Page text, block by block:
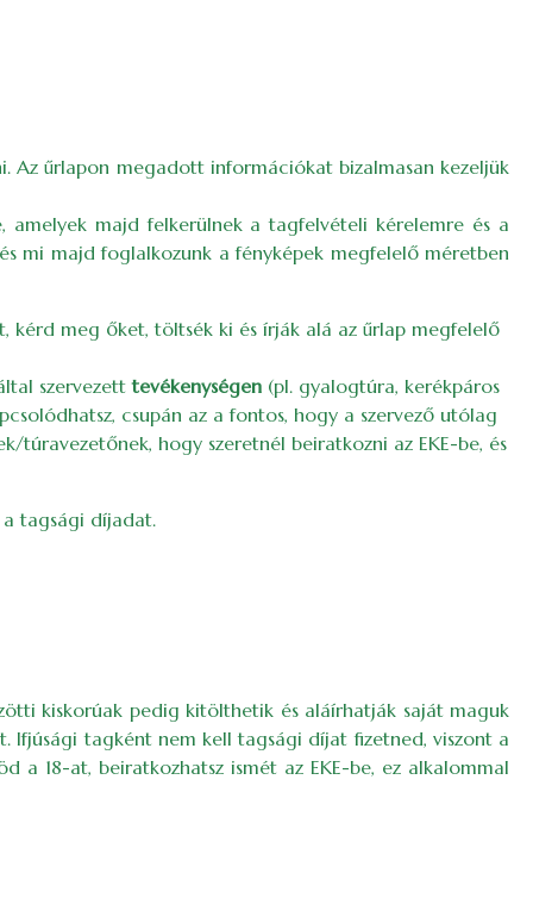
Az űrlapon megadott információkat bizalmasan kezeljük
amelyek majd felkerülnek a tagfelvételi kérelemre és a
mi majd foglalkozunk a fényképek megfelelő méretben
kérd meg őket, töltsék ki és írják alá az űrlap megfelelő
szervezetttevékenységen (pl. gyalogtúra, kerékpáros
csupán az a fontos, hogy a szervező utólag
túravezetőnek, hogy szeretnél beiratkozni az EKE-be, és
tagsági díjadat.
kiskorúak pedig kitölthetik és aláírhatják saját maguk
Ifjúsági tagként nem kell tagsági díjat fizetned, viszont a
a 18-at, beiratkozhatsz ismét az EKE-be, ez alkalommal